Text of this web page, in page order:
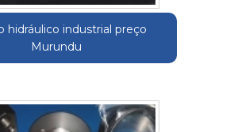
hidráulico industrial preço
Murundu